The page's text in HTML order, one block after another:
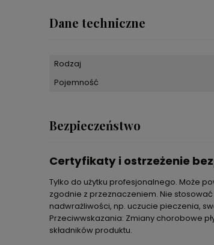
Dane techniczne
Rodzaj
Pojemność
Bezpieczeństwo
Certyfikaty i ostrzeżenie
Tylko do użytku profesjonalnego. Może
zgodnie z przeznaczeniem. Nie
nadwrażliwości, np. uczucie pieczenia,
Przeciwwskazania: Zmiany chorobowe
składników produktu.